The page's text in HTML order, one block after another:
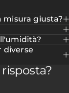
misura giusta?
diverse